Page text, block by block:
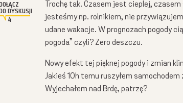
DOŁĄCZ
DO DYSKUSJI
4
Trochę tak. Czasem jest cieplej,
jesteśmy np. rolnikiem, nie
udane wakacje. W prognozach pogody
pogoda” czyli? Zero deszczu.
Nowy efekt tej pięknej pogody i zmian
Jakieś 10h temu ruszyłem
Wyjechałem nad Brdę, patrzę?